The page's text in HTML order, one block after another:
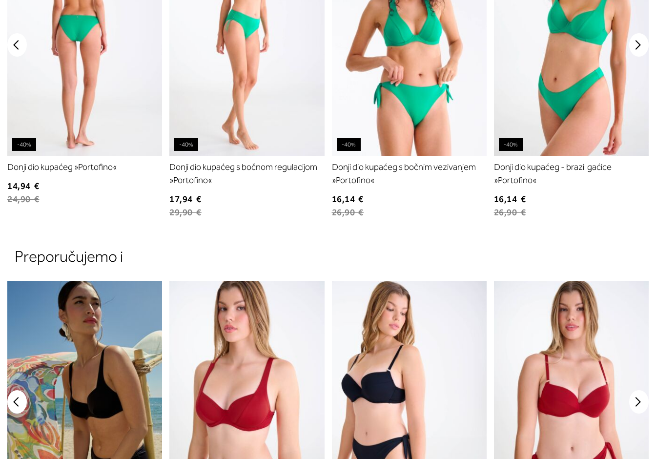
-40%
Donji dio kupaćeg »Portofino«
14,94 €
24,90 €
-40%
Donji dio kupaćeg s bočnom regulacijom
»Portofino«
17,94 €
29,90 €
-40%
Donji dio kupaćeg s bočnim vezivanjem
»Portofino«
16,14 €
26,90 €
-40%
Donji dio kupaćeg - brazil gaćice
»Portofino«
16,14 €
26,90 €
Preporučujemo i